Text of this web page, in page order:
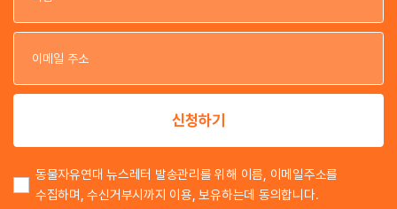
이
이
신청하기
동물자유연대 뉴스레터 발송관리를 위해 이름, 이메일주소를
수집하며, 수신거부시까지 이용, 보유하는데 동의합니다.